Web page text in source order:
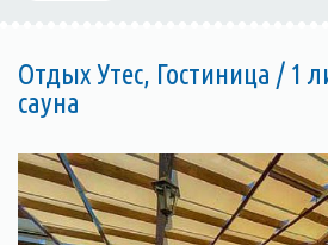
Отдых Утес, Гостиница / 1
сауна